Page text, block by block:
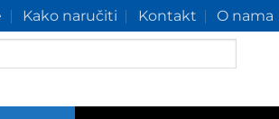
Kako naručiti Kontakt O nama